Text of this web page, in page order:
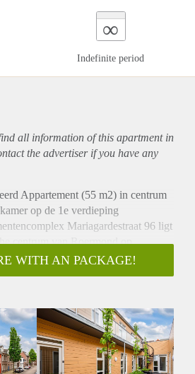
∞
Indefinite period
all information of this apartmentin
the advertiser if you have any
Appartement (55 m2) in centrum
op de 1e verdieping
Mariagardestraat 96 ligt
centrum van Roermond op
station, theater hotel “ de oranjerie”
restaurants en winkels(straten)
binnen-plein met beplanting, waar
WITH AN PACKAGE!